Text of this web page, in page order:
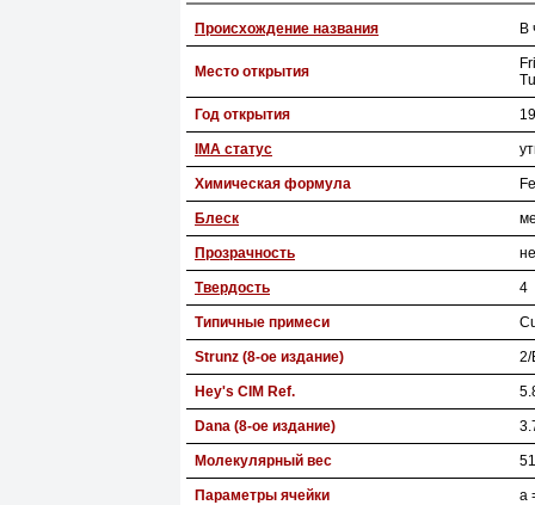
Происхождение названия В
Место открытия
Год открытия
IMA статус
Химическая формула
Блеск
Прозрачность
Твердость 4
Типичные примеси
Strunz (8-ое издание) 2/
Hey's CIM Ref.
Dana (8-ое издание)
Молекулярный вес
Параметры ячейки a